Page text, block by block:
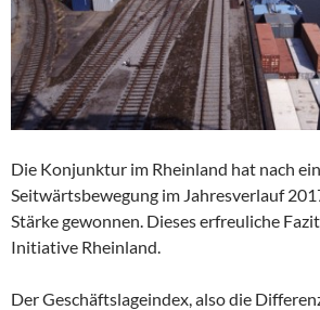
Die Konjunktur im Rheinland hat nach
Seitwärtsbewegung im Jahresverlauf
Stärke gewonnen. Dieses erfreuliche
Initiative Rheinland.
Der Geschäftslageindex, also die